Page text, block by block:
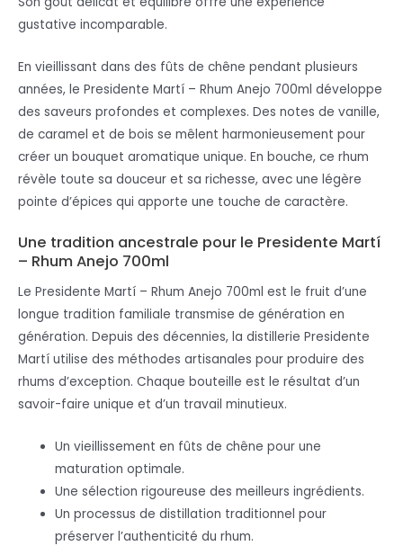
gustative incomparable.
En vieillissant dans des fûts de chêne pendant plusieurs
années, le Presidente Martí – Rhum Anejo 700ml développe
des saveurs profondes et complexes. Des notes de vanille,
de caramel et de bois se mêlent harmonieusement pour
créer un bouquet aromatique unique. En bouche, ce rhum
révèle toute sa douceur et sa richesse, avec une légère
pointe d’épices qui apporte une touche de caractère.
Une tradition ancestrale pour le Presidente Martí
– Rhum Anejo 700ml
Le Presidente Martí – Rhum Anejo 700ml est le fruit d’une
longue tradition familiale transmise de génération en
génération. Depuis des décennies, la distillerie Presidente
Martí utilise des méthodes artisanales pour produire des
rhums d’exception. Chaque bouteille est le résultat d’un
savoir-faire unique et d’un travail minutieux.
Un vieillissement en fûts de chêne pour une
maturation optimale.
Une sélection rigoureuse des meilleurs ingrédients.
Un processus de distillation traditionnel pour
préserver l’authenticité du rhum.